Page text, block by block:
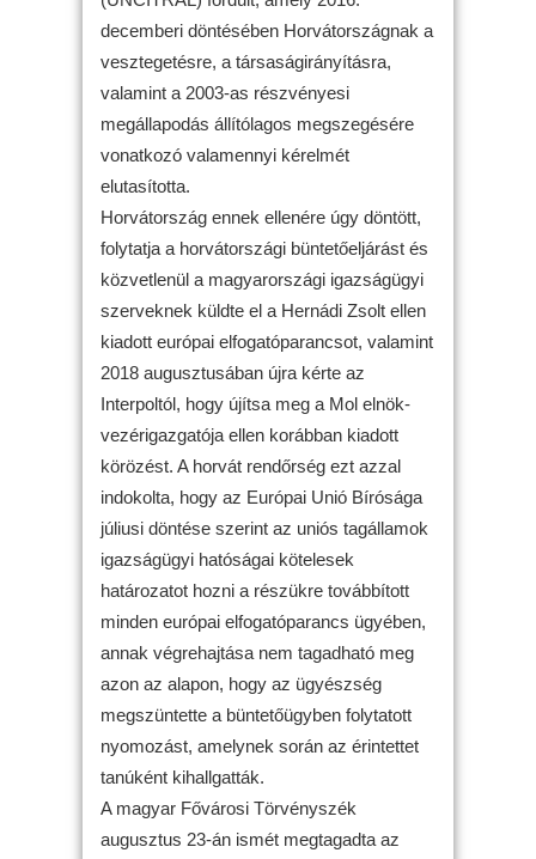
decemberi döntésében Horvátországnak a
vesztegetésre, a társaságirányításra,
valamint a 2003-as részvényesi
megállapodás állítólagos megszegésére
vonatkozó valamennyi kérelmét
elutasította.
Horvátország ennek ellenére úgy döntött,
folytatja a horvátországi büntetőeljárást és
közvetlenül a magyarországi igazságügyi
szerveknek küldte el a Hernádi Zsolt ellen
kiadott európai elfogatóparancsot, valamint
2018 augusztusában újra kérte az
Interpoltól, hogy újítsa meg a Mol elnök-
vezérigazgatója ellen korábban kiadott
körözést. A horvát rendőrség ezt azzal
indokolta, hogy az Európai Unió Bírósága
júliusi döntése szerint az uniós tagállamok
igazságügyi hatóságai kötelesek
határozatot hozni a részükre továbbított
minden európai elfogatóparancs ügyében,
annak végrehajtása nem tagadható meg
azon az alapon, hogy az ügyészség
megszüntette a büntetőügyben folytatott
nyomozást, amelynek során az érintettet
tanúként kihallgatták.
A magyar Fővárosi Törvényszék
augusztus 23-án ismét megtagadta az